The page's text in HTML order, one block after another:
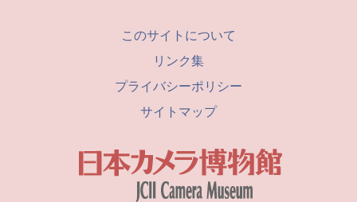
このサイトについて
リンク集
プライバシーポリシー
サイトマップ